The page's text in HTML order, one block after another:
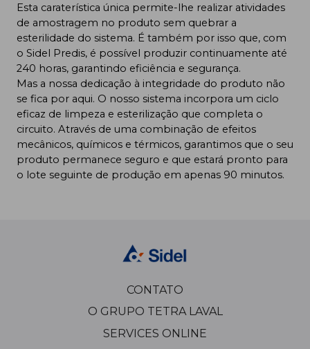
Esta caraterística única permite-lhe realizar atividades
de amostragem no produto sem quebrar a
esterilidade do sistema. É também por isso que, com
o Sidel Predis, é possível produzir continuamente até
240 horas, garantindo eficiência e segurança.
Mas a nossa dedicação à integridade do produto não
se fica por aqui. O nosso sistema incorpora um ciclo
eficaz de limpeza e esterilização que completa o
circuito. Através de uma combinação de efeitos
mecânicos, químicos e térmicos, garantimos que o seu
produto permanece seguro e que estará pronto para
o lote seguinte de produção em apenas 90 minutos.
CONTATO
O GRUPO TETRA LAVAL
SERVICES ONLINE